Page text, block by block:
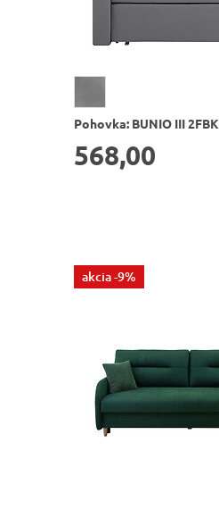
Pohovka: BUNIO III 2FBK
568,00
akcia-9%